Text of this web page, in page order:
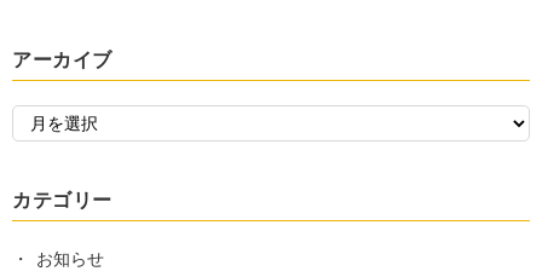
アーカイブ
カテゴリー
お知らせ